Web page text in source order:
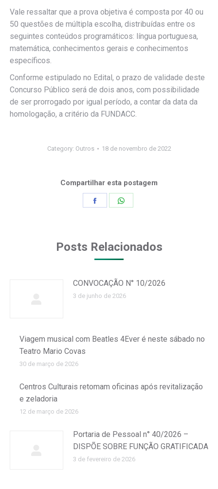
Vale ressaltar que a prova objetiva é composta por 40 ou
50 questões de múltipla escolha, distribuídas entre os
seguintes conteúdos programáticos: língua portuguesa,
matemática, conhecimentos gerais e conhecimentos
específicos.
Conforme estipulado no Edital, o prazo de validade deste
Concurso Público será de dois anos, com possibilidade
de ser prorrogado por igual período, a contar da data da
homologação, a critério da FUNDACC.
Category: Outros 18 de novembro de 2022
Compartilhar esta postagem
Posts Relacionados
CONVOCAÇÃO N° 10/2026
3 de junho de 2026
Viagem musical com Beatles 4Ever é neste sábado no
Teatro Mario Covas
30 de março de 2026
Centros Culturais retomam oficinas após revitalização
e zeladoria
12 de março de 2026
Portaria de Pessoal n° 40/2026 –
DISPÕE SOBRE FUNÇÃO GRATIFICADA
3 de fevereiro de 2026